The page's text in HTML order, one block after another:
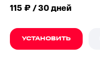
115 ₽ / 30 дней
УСТАНОВИТЬ